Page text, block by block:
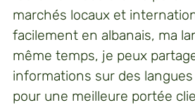
marchés locaux et
facilement en albanais, ma
même temps, je peux
informations sur des
pour une meilleure portée